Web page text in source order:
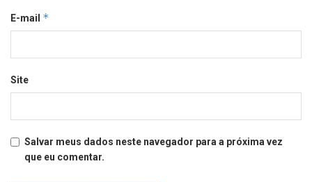
E-mail *
Site
Salvar meus dados neste navegador para a próxima vez
que eu comentar.